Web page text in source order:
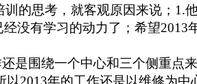
训的思考，就客观原因来说； 1.
经没有学习的动力了；希望2013
是围绕一个中心和三个侧重点
以2013年的工作还是以维修为中